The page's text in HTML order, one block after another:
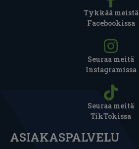
Tykkää meistä
Facebookissa
Seuraa meitä
Instagramissa
Seuraa meitä
TikTokissa
ASIAKASPALVELU